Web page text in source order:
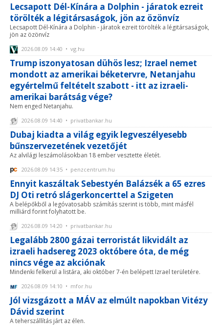
Lecsapott Dél-Kínára a Dolphin - járatok ezreit
törölték a légitársaságok, jön az özönvíz
Lecsapott Dél-Kínára a Dolphin - járatok ezreit törölték a légitársaságok,
jön az özönvíz
2026.08.09 14:40 • vg.hu
Trump iszonyatosan dühös lesz; Izrael nemet
mondott az amerikai béketervre, Netanjahu
egyértelmű feltételt szabott - itt az izraeli-
amerikai barátság vége?
Nem enged Netanjahu.
2026.08.09 14:40 • privatbankar.hu
Dubaj kiadta a világ egyik legveszélyesebb
bűnszervezetének vezetőjét
Az alvilági leszámolásokban 18 ember vesztette életét.
2026.08.09 14:35 • penzcentrum.hu
Ennyit kaszáltak Sebestyén Balázsék a 65 ezres
DJ Oti retró slágerkoncerttel a Szigeten
A belépőkből a legóvatosabb számítás szerint is több, mint másfél
milliárd forint folyhatott be.
2026.08.09 14:20 • privatbankar.hu
Legalább 2800 gázai terroristát likvidált az
izraeli hadsereg 2023 októbere óta, de még
nincs vége az akciónak
Mindenki felkerül a listára, aki október 7-én belépett Izrael területére.
2026.08.09 14:10 • mfor.hu
Jól vizsgázott a MÁV az elmúlt napokban Vitézy
Dávid szerint
A teherszállítás járt az élen.